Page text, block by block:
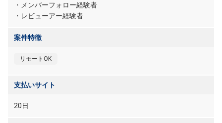
・メンバーフォロー経験者
・レビューアー経験者
案件特徴
リモートOK
支払いサイト
20日